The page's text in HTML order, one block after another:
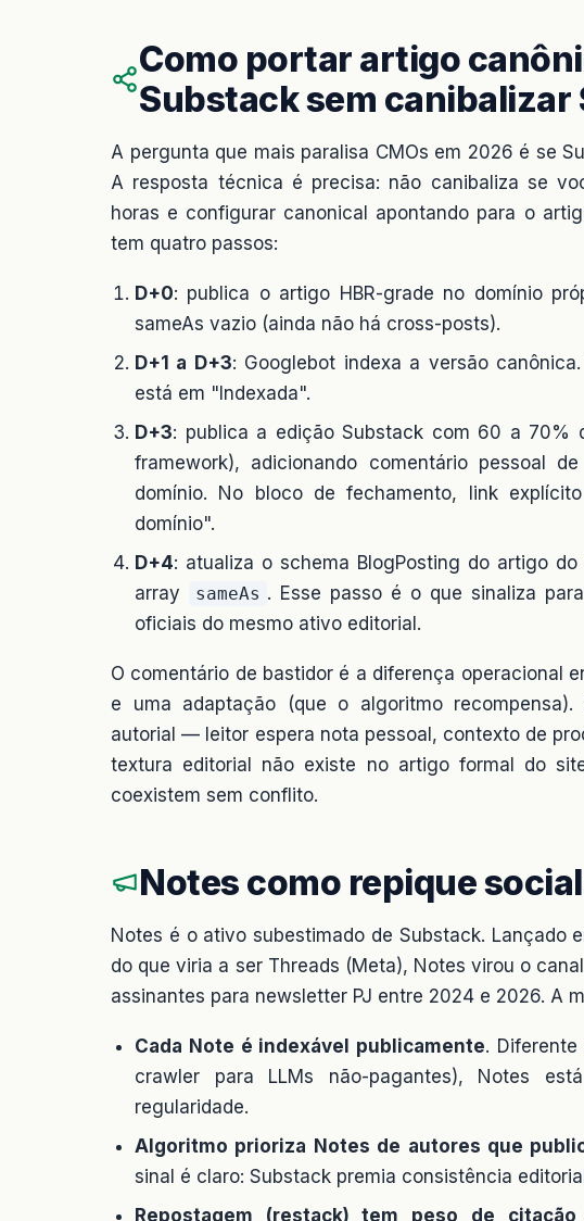
Como portar artigo
Substack sem canibalizar
A pergunta que mais paralisa CMOs em 2026 é se
A resposta técnica é precisa: não canibaliza se
horas e configurar canonical apontando para o
tem quatro passos:
D+0: publica o artigo HBR-grade no domínio
sameAs vazio (ainda não há cross-posts).
D+1 a D+3: Googlebot indexa a versão
está em "Indexada".
D+3: publica a edição Substack com 60 a 70%
framework), adicionando comentário pessoal
domínio. No bloco de fechamento, link
domínio".
D+4: atualiza o schema BlogPosting do artigo
array
sameAs . Esse passo é o que sinaliza
oficiais do mesmo ativo editorial.
O comentário de bastidor é a diferença operacional
e uma adaptação (que o algoritmo
autorial — leitor espera nota pessoal, contexto de
textura editorial não existe no artigo formal do
coexistem sem conflito.
Notes como repique
Notes é o ativo subestimado de Substack. Lançado
do que viria a ser Threads (Meta), Notes virou o
assinantes para newsletter PJ entre 2024 e 2026. A
Cada Note é indexável publicamente.
crawler para LLMs não-pagantes), Notes
regularidade.
Algoritmo prioriza Notes de autores que
sinal é claro: Substack premia consistência
Repostagem (restack) tem peso de citação